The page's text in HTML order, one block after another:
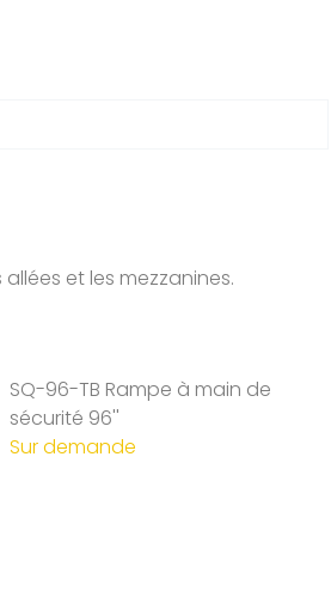
et les mezzanines.
SQ-96-TB Rampe à main de
sécurité 96''
Sur demande